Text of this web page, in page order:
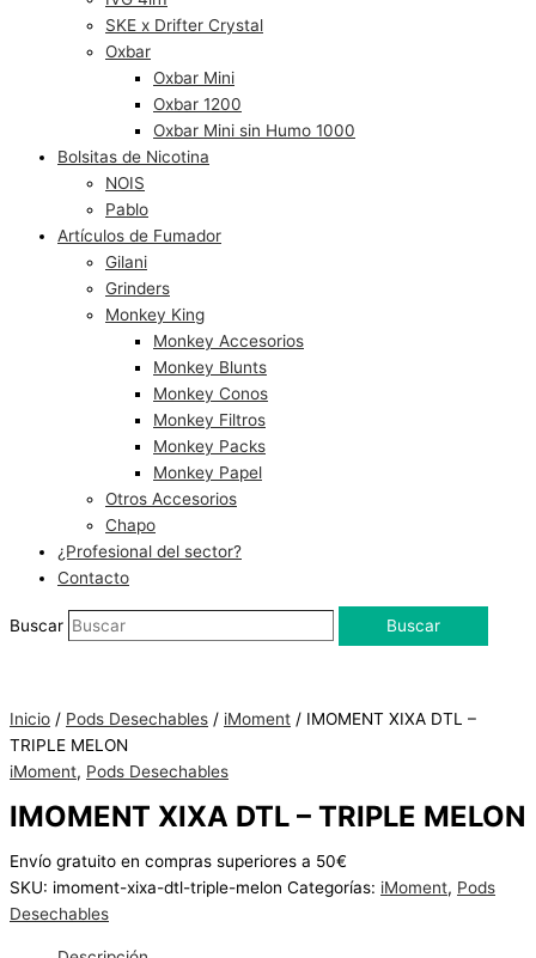
SKE x Drifter Crystal
Oxbar
Oxbar Mini
Oxbar 1200
Oxbar Mini sin Humo 1000
Bolsitas de Nicotina
NOIS
Pablo
Artículos de Fumador
Gilani
Grinders
Monkey King
Monkey Accesorios
Monkey Blunts
Monkey Conos
Monkey Filtros
Monkey Packs
Monkey Papel
Otros Accesorios
Chapo
¿Profesional del sector?
Contacto
Buscar Buscar
Inicio / Pods Desechables / iMoment / IMOMENT XIXA DTL –
TRIPLE MELON
iMoment, Pods Desechables
IMOMENT XIXA DTL – TRIPLE MELON
Envío gratuito en compras superiores a 50€
SKU: imoment-xixa-dtl-triple-melon Categorías: iMoment, Pods
Desechables